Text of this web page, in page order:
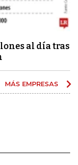
al día tras
MÁS EMPRESAS